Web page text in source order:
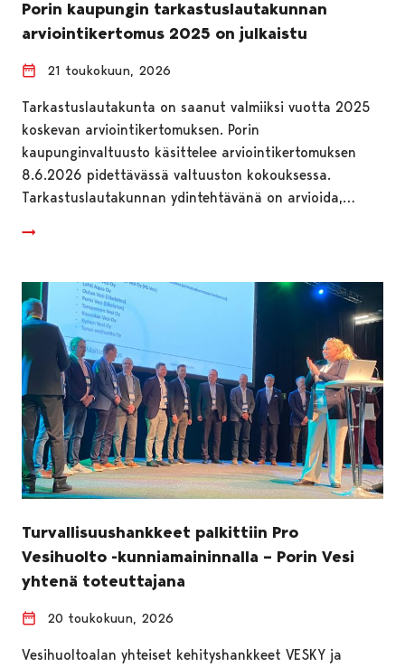
Porin kaupungin tarkastuslautakunnan
arviointikertomus 2025 on julkaistu
21 toukokuun, 2026
Tarkastuslautakunta on saanut valmiiksi vuotta 2025
koskevan arviointikertomuksen. Porin
kaupunginvaltuusto käsittelee arviointikertomuksen
8.6.2026 pidettävässä valtuuston kokouksessa.
Tarkastuslautakunnan ydintehtävänä on arvioida,…
Turvallisuushankkeet palkittiin Pro
Vesihuolto -kunniamaininnalla – Porin Vesi
yhtenä toteuttajana
20 toukokuun, 2026
Vesihuoltoalan yhteiset kehityshankkeet VESKY ja